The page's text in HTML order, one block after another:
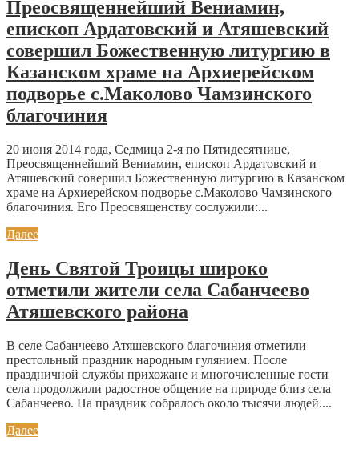
Преосвященнейший Вениамин,
епископ Ардатовский и Атяшевский
совершил Божественную литургию в
Казанском храме на Архиерейском
подворье с.Маколово Чамзинского
благочиния
20 июня 2014 года, Седмица 2-я по Пятидесятнице,
Преосвященнейший Вениамин, епископ Ардатовский и
Атяшевский совершил Божественную литургию в Казанском
храме на Архиерейском подворье с.Маколово Чамзинского
благочиния. Его Преосвященству сослужили:...
Далее
День Святой Троицы широко
отметили жители села Сабанчеево
Атяшевского района
В селе Сабанчеево Атяшевского благочиния отметили
престольный праздник народным гулянием. После
праздничной службы прихожане и многочисленные гости
села продолжили радостное общение на природе близ села
Сабанчеево. На праздник собралось около тысячи людей....
Далее